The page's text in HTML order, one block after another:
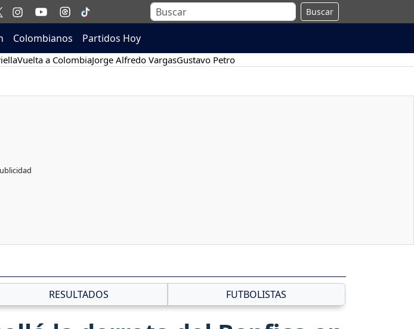
Buscar
Colombianos Partidos Hoy
Vuelta a ColombiaJorge Alfredo VargasGustavo Petro
RESULTADOS FUTBOLISTAS